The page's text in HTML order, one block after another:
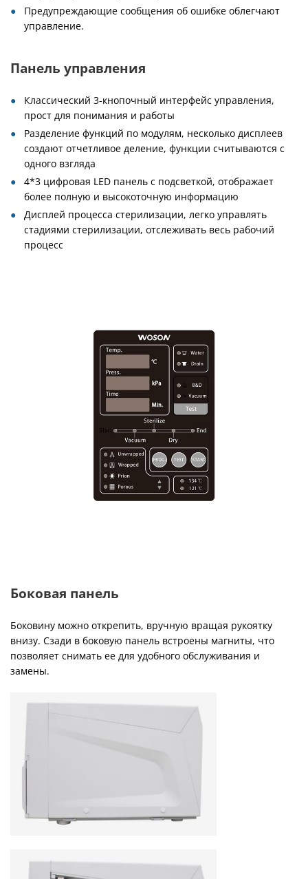
Предупреждающие сообщения об ошибке облегчают
управление.
Панель управления
Классический 3-кнопочный интерфейс управления,
прост для понимания и работы
Разделение функций по модулям, несколько дисплеев
создают отчетливое деление, функции считываются с
одного взгляда
4*3 цифровая LED панель с подсветкой, отображает
более полную и высокоточную информацию
Дисплей процесса стерилизации, легко управлять
стадиями стерилизации, отслеживать весь рабочий
процесс
Боковая панель
Боковину можно открепить, вручную вращая рукоятку
внизу. Сзади в боковую панель встроены магниты, что
позволяет снимать ее для удобного обслуживания и
замены.